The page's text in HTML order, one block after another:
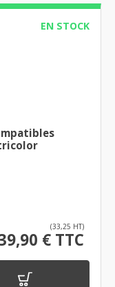
EN STOCK
tricolor
(33,25 HT)
€ TTC